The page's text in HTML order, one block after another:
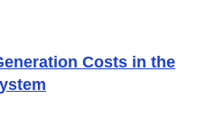
Costs in the